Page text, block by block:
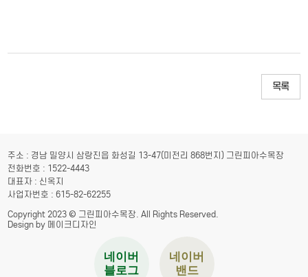
목록
주소 : 경남 밀양시 삼랑진읍 화성길 13-47(미전리 868번지) 그린피아수목장
전화번호 : 1522-4443
대표자 : 신옥지
사업자번호 : 615-82-62255
Copyright 2023 © 그린피아수목장. All Rights Reserved.
Design by 메이크디자인
네이버
블로그
네이버
밴드